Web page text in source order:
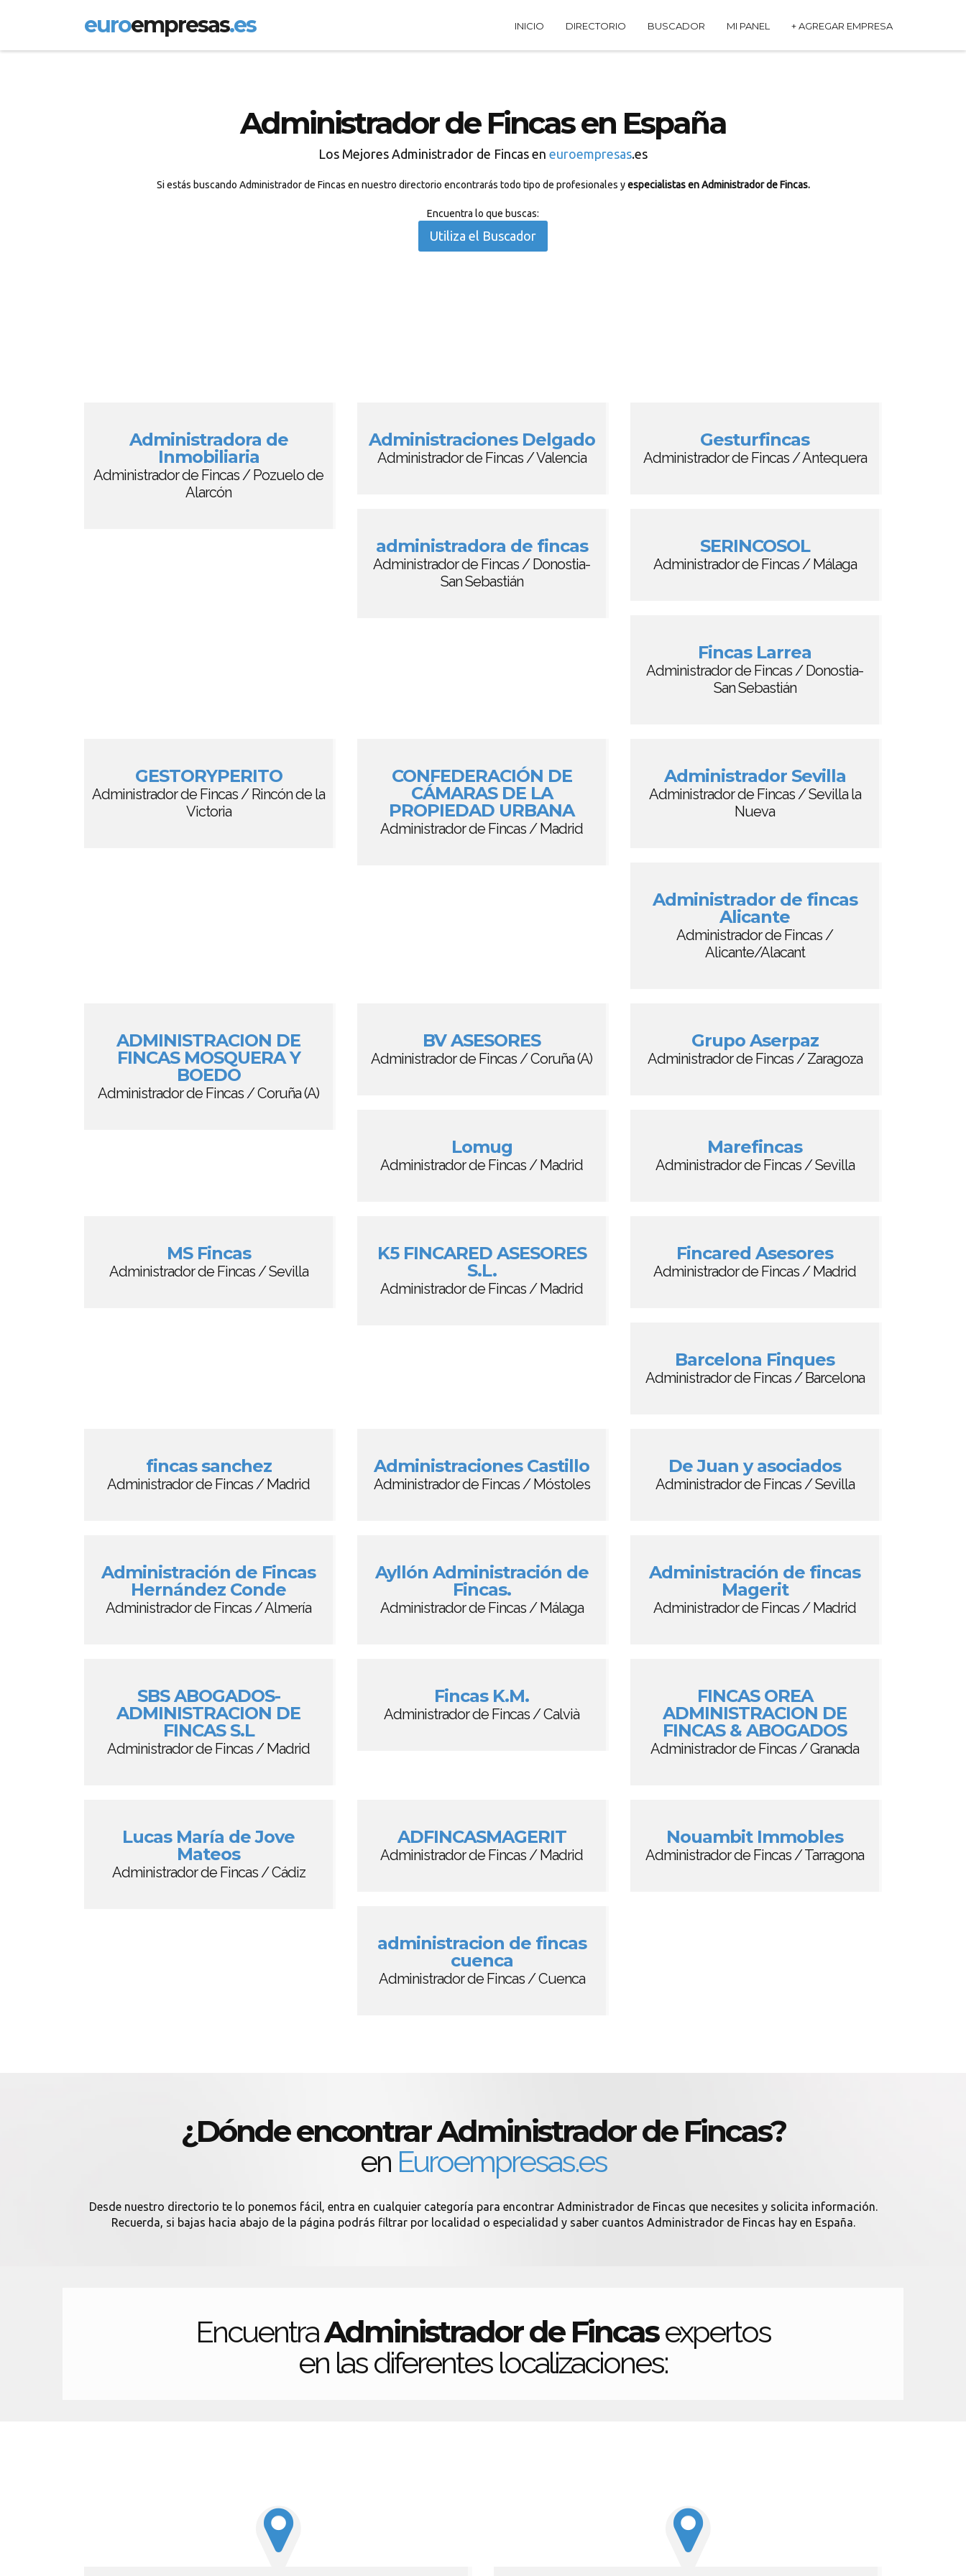
euroempresas.es INICIO DIRECTORIO BUSCADOR MI PANEL + AGREGAR EMPRESA
Administrador de Fincas en España
Los Mejores Administrador de Fincas en euroempresas.es
Si estás buscando Administrador de Fincas en nuestro directorio encontrarás todo tipo de profesionales yespecialistas en Administrador de Fincas.
Encuentra lo que buscas:
Utiliza el Buscador
Administradora de
Inmobiliaria
Administrador de Fincas / Pozuelo de
Alarcón
Administraciones Delgado
Administrador de Fincas / Valencia
Gesturfincas
Administrador de Fincas / Antequera
administradora de fincas
Administrador de Fincas / Donostia-
San Sebastián
SERINCOSOL
Administrador de Fincas / Málaga
Fincas Larrea
Administrador de Fincas / Donostia-
San Sebastián
GESTORYPERITO
Administrador de Fincas / Rincón de la
Victoria
CONFEDERACIÓN DE
CÁMARAS DE LA
PROPIEDAD URBANA
Administrador de Fincas / Madrid
Administrador Sevilla
Administrador de Fincas / Sevilla la
Nueva
Administrador de fincas
Alicante
Administrador de Fincas /
Alicante/Alacant
ADMINISTRACION DE
FINCAS MOSQUERA Y
BOEDO
Administrador de Fincas / Coruña (A)
BV ASESORES
Administrador de Fincas / Coruña (A)
Grupo Aserpaz
Administrador de Fincas / Zaragoza
Lomug
Administrador de Fincas / Madrid
Marefincas
Administrador de Fincas / Sevilla
MS Fincas
Administrador de Fincas / Sevilla
K5 FINCARED ASESORES
S.L.
Administrador de Fincas / Madrid
Fincared Asesores
Administrador de Fincas / Madrid
Barcelona Finques
Administrador de Fincas / Barcelona
fincas sanchez
Administrador de Fincas / Madrid
Administraciones Castillo
Administrador de Fincas / Móstoles
De Juan y asociados
Administrador de Fincas / Sevilla
Administración de Fincas
Hernández Conde
Administrador de Fincas / Almería
Ayllón Administración de
Fincas.
Administrador de Fincas / Málaga
Administración de fincas
Magerit
Administrador de Fincas / Madrid
SBS ABOGADOS-
ADMINISTRACION DE
FINCAS S.L
Administrador de Fincas / Madrid
Fincas K.M.
Administrador de Fincas / Calvià
FINCAS OREA
ADMINISTRACION DE
FINCAS & ABOGADOS
Administrador de Fincas / Granada
Lucas María de Jove
Mateos
Administrador de Fincas / Cádiz
ADFINCASMAGERIT
Administrador de Fincas / Madrid
Nouambit Immobles
Administrador de Fincas / Tarragona
administracion de fincas
cuenca
Administrador de Fincas / Cuenca
¿Dónde encontrar Administrador de Fincas?
en Euroempresas.es
Desde nuestro directorio te lo ponemos fácil, entra en cualquier categoría para encontrar Administrador de Fincas que necesites y solicita información.
Recuerda, si bajas hacia abajo de la página podrás filtrar por localidad o especialidad y saber cuantos Administrador de Fincas hay en España.
EncuentraAdministrador de Fincasexpertos
en las diferentes localizaciones: